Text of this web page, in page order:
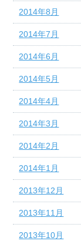
2014年8月
2014年7月
2014年6月
2014年5月
2014年4月
2014年3月
2014年2月
2014年1月
2013年12月
2013年11月
2013年10月